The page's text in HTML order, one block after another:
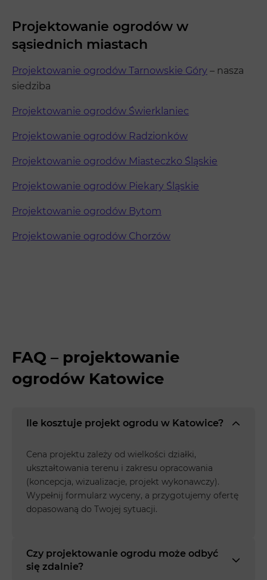
Projektowanie ogrodów w
sąsiednich miastach
Projektowanie ogrodów Tarnowskie Góry – nasza
siedziba
Projektowanie ogrodów Świerklaniec
Projektowanie ogrodów Radzionków
Projektowanie ogrodów Miasteczko Śląskie
Projektowanie ogrodów Piekary Śląskie
Projektowanie ogrodów Bytom
Projektowanie ogrodów Chorzów
FAQ – projektowanie
ogrodów Katowice
Ile kosztuje projekt ogrodu w Katowice?
Cena projektu zależy od wielkości działki,
ukształtowania terenu i zakresu opracowania
(koncepcja, wizualizacje, projekt wykonawczy).
Wypełnij formularz wyceny, a przygotujemy ofertę
dopasowaną do Twojej sytuacji.
Czy projektowanie ogrodu może odbyć
się zdalnie?